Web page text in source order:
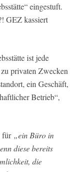
eingestuft.
GEZ kassiert
ist jede
privaten Zwecken
ein Geschäft,
Betrieb“,
für „ein Büro in
diese bereits
die